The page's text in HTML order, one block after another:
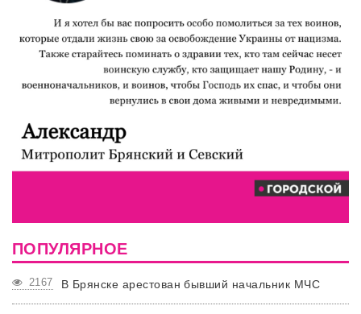
ПОПУЛЯРНОЕ
2167 В Брянске арестован бывший начальник МЧС